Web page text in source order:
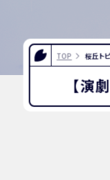
インスタ
ユネスコ
TOP 桜丘ト
【演